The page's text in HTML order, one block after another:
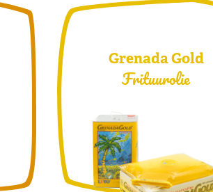
Grenada Gold
Frituurolie